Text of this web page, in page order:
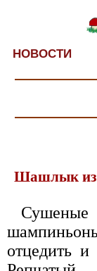
НОВОСТИ
Шашлык из
отцедить